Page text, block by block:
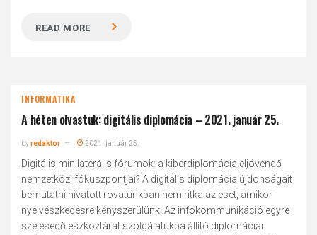
READ MORE
INFORMATIKA
A héten olvastuk: digitális diplomácia – 2021. január 25.
byredaktor 2021. január 25.
Digitális minilaterális fórumok: a kiberdiplomácia eljövendő
nemzetközi fókuszpontjai? A digitális diplomácia újdonságait
bemutatni hivatott rovatunkban nem ritka az eset, amikor
nyelvészkedésre kényszerülünk. Az infokommunikáció egyre
szélesedő eszköztárát szolgálatukba állító diplomáciai